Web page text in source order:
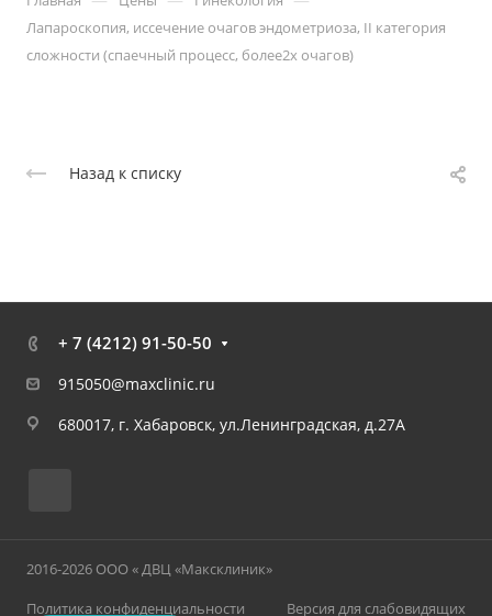
Лапароскопия, иссечение очагов эндометриоза, II категория
сложности (спаечный процесс, более2х очагов)
Назад к списку
+ 7 (4212) 91-50-50
915050@maxclinic.ru
680017, г. Хабаровск, ул.Ленинградская, д.27А
2016-2026 ООО « ДВЦ «Максклиник»
Политика конфиденциальности
Версия для слабовидящих